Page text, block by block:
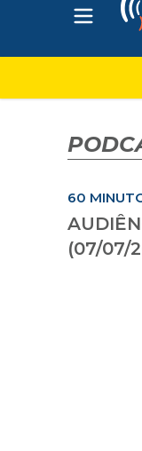
Abrir
60
(07/07/